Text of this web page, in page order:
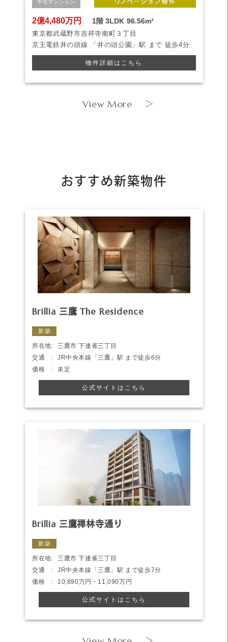
中古マンション
2億4,480万円 1階 3LDK 96.56m²
東京都武蔵野市吉祥寺南町３丁目
京王電鉄井の頭線
「井の頭公園」駅 まで 徒歩4分
物件詳細はこちら
View More ＞
おすすめ新築物件
Brillia 三鷹 The Residence
新築
所在地:
三鷹市 下連雀三丁目
交通 :
JR中央本線「三鷹」駅 まで徒歩6分
価格 :
未定
公式サイトはこちら
Brillia 三鷹禅林寺通り
新築
所在地:
三鷹市 下連雀三丁目
交通 :
JR中央本線「三鷹」駅 まで徒歩7分
価格 :
10,890万円・11,090万円
公式サイトはこちら